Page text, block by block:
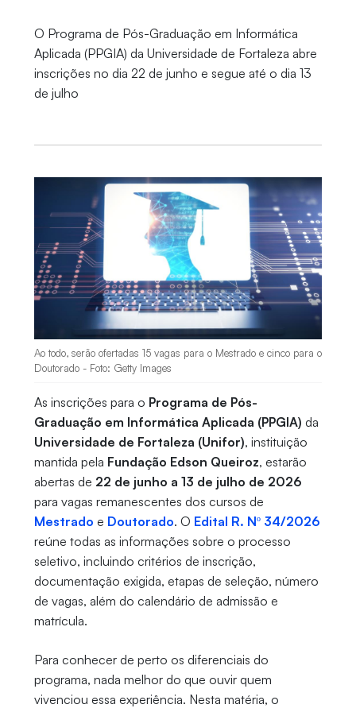
O Programa de Pós-Graduação em Informática
Aplicada (PPGIA) da Universidade de Fortaleza abre
inscrições no dia 22 de junho e segue até o dia 13
de julho
Ao todo, serão ofertadas 15 vagas para o Mestrado e cinco para o
Doutorado - Foto: Getty Images
As inscrições para o Programa de Pós-
Graduação em Informática Aplicada (PPGIA) da
Universidade de Fortaleza (Unifor), instituição
mantida pela Fundação Edson Queiroz, estarão
abertas de 22 de junho a 13 de julho de 2026
para vagas remanescentes dos cursos de
Mestrado e Doutorado. O Edital R. Nº 34/2026
reúne todas as informações sobre o processo
seletivo, incluindo critérios de inscrição,
documentação exigida, etapas de seleção, número
de vagas, além do calendário de admissão e
matrícula.
Para conhecer de perto os diferenciais do
programa, nada melhor do que ouvir quem
vivenciou essa experiência. Nesta matéria, o